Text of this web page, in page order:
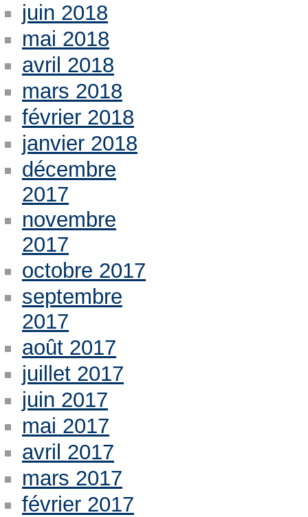
juin 2018
mai 2018
avril 2018
mars 2018
février 2018
janvier 2018
décembre
2017
novembre
2017
octobre 2017
septembre
2017
août 2017
juillet 2017
juin 2017
mai 2017
avril 2017
mars 2017
février 2017